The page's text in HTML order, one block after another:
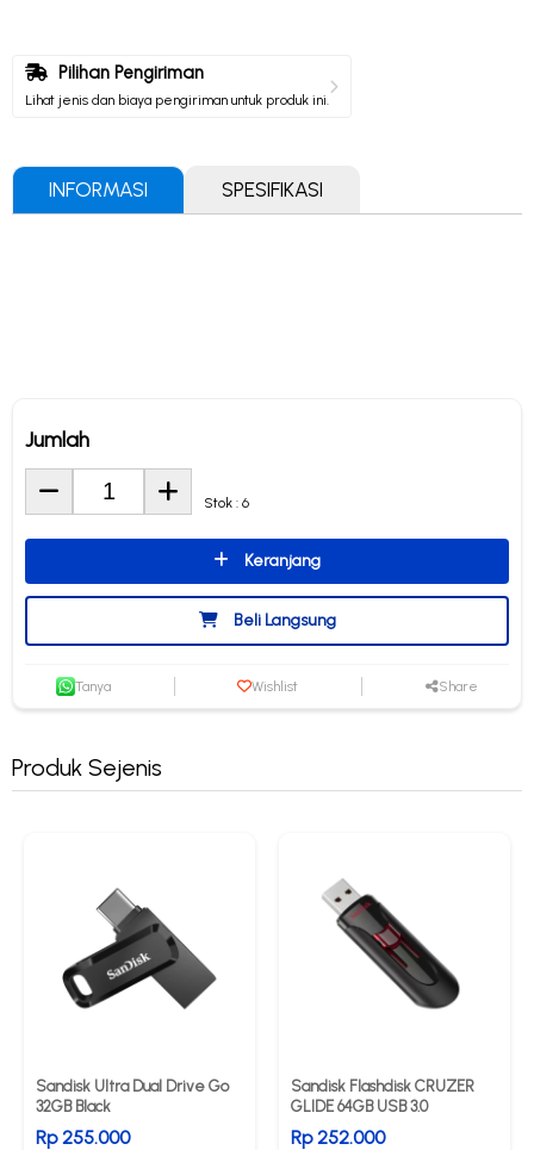
Pilihan Pengiriman
Lihat jenis dan biaya pengiriman untuk produk ini.
INFORMASI SPESIFIKASI
Jumlah
Stok : 6
Keranjang
Beli Langsung
Tanya Wishlist Share
Produk Sejenis
Sandisk Ultra Dual Drive Go
32GB Black
Rp 255.000
Sandisk Flashdisk CRUZER
GLIDE 64GB USB 3.0
Rp 252.000